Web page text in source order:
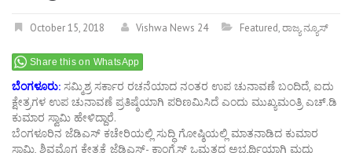
October 15, 2018 Vishwa News 24 Featured,ರಾಜ್ಯ ನ್ಯೂಸ್
Share this on WhatsApp
ಬೆಂಗಳೂರು: ಸಮ್ಮಿಶ್ರ ಸರ್ಕಾರ ರಚನೆಯಾದ ನಂತರ ಉಪ ಚುನಾವಣೆ ಬಂದಿದೆ, ಐದು
ಕ್ಷೇತ್ರಗಳ ಉಪ ಚುನಾವಣೆ ಪ್ರತಿಷ್ಠೆಯಾಗಿ ಪರಿಣಮಿಸಿದೆ ಎಂದು ಮುಖ್ಯಮಂತ್ರಿ ಎಚ್.ಡಿ
ಕುಮಾರ ಸ್ವಾಮಿ ಹೇಳಿದ್ದಾರೆ.
ಬೆಂಗಳೂರಿನ ಜೆಡಿಎಸ್ ಕಚೇರಿಯಲ್ಲಿ ಸುದ್ಧಿ ಗೋಷ್ಠಿಯಲ್ಲಿ ಮಾತನಾಡಿದ ಕುಮಾರ
ಸ್ವಾಮಿ, ಶಿವಮೊಗ್ಗ ಕ್ಷೇತ್ರಕ್ಕೆ ಜೆಡಿಎಸ್- ಕಾಂಗ್ರೆಸ್ ಒಮ್ಮತದ ಅಭ್ಯರ್ಥಿಯಾಗಿ ಮಧು